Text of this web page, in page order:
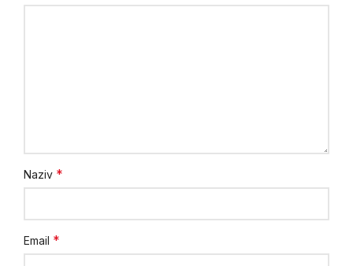
Naziv *
Email *